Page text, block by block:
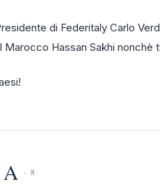
di Federitaly Carlo
Hassan Sakhi nonchè
· 8